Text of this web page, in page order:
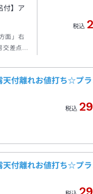
付】ア
面」右
交差点」
税込
天付離れお値打ち☆プ
税込
天付離れお値打ち☆プ